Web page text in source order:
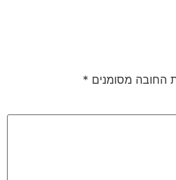
החובה מסומנים *